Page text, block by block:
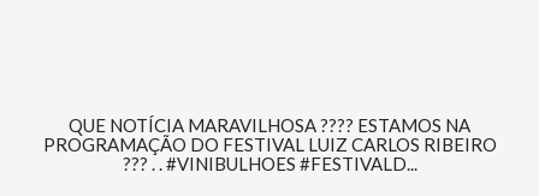
QUE NOTÍCIA MARAVILHOSA ???? ESTAMOS NA
PROGRAMAÇÃO DO FESTIVAL LUIZ CARLOS RIBEIRO
??? . . #VINIBULHOES #FESTIVALD...